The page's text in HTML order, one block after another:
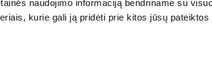
naudojimo informaciją bendriname su
kurie gali ją pridėti prie kitos jūsų pateiktos